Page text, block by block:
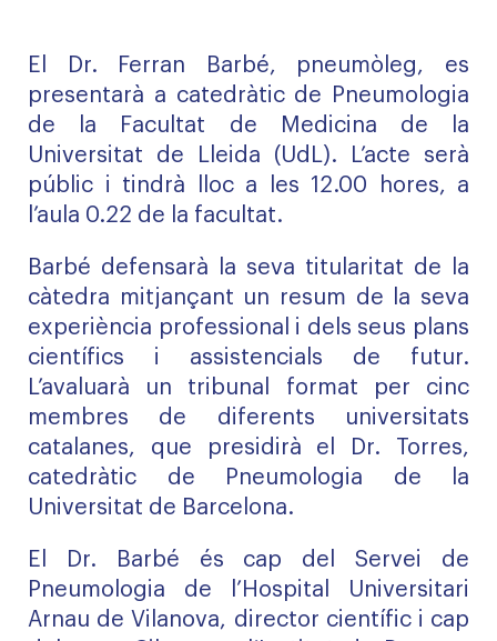
El Dr. Ferran Barbé, pneumòleg, es
presentarà a catedràtic de Pneumologia
de la Facultat de Medicina de la
Universitat de Lleida (UdL). L’acte serà
públic i tindrà lloc a les 12.00 hores, a
l’aula 0.22 de la facultat.
Barbé defensarà la seva titularitat de la
càtedra mitjançant un resum de la seva
experiència professional i dels seus plans
científics i assistencials de futur.
L’avaluarà un tribunal format per cinc
membres de diferents universitats
catalanes, que presidirà el Dr. Torres,
catedràtic de Pneumologia de la
Universitat de Barcelona.
El Dr. Barbé és cap del Servei de
Pneumologia de l’Hospital Universitari
Arnau de Vilanova, director científic i cap